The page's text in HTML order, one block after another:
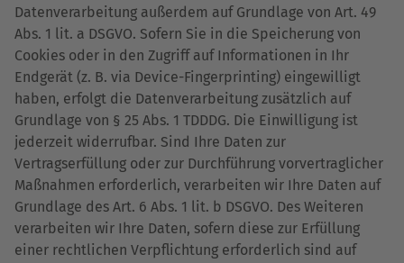
Datenverarbeitung außerdem auf Grundlage von Art. 49
Abs. 1 lit. a DSGVO. Sofern Sie in die Speicherung von
Cookies oder in den Zugriff auf Informationen in Ihr
Endgerät (z. B. via Device-Fingerprinting) eingewilligt
haben, erfolgt die Datenverarbeitung zusätzlich auf
Grundlage von § 25 Abs. 1 TDDDG. Die Einwilligung ist
jederzeit widerrufbar. Sind Ihre Daten zur
Vertragserfüllung oder zur Durchführung vorvertraglicher
Maßnahmen erforderlich, verarbeiten wir Ihre Daten auf
Grundlage des Art. 6 Abs. 1 lit. b DSGVO. Des Weiteren
verarbeiten wir Ihre Daten, sofern diese zur Erfüllung
einer rechtlichen Verpflichtung erforderlich sind auf